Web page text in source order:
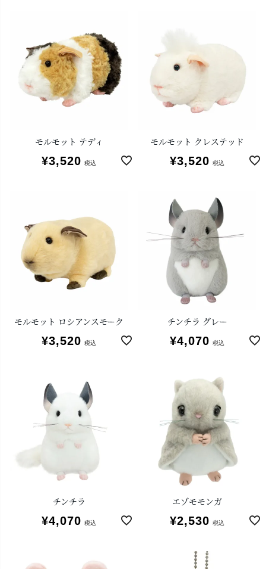
モルモット テディ
¥3,520 税込
モルモット クレステッド
¥3,520 税込
モルモット ロシアンスモーク
¥3,520 税込
チンチラ グレー
¥4,070 税込
チンチラ
¥4,070 税込
エゾモモンガ
¥2,530 税込